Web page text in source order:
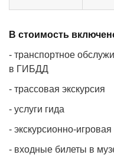
В стоимость
- транспортное
в ГИБДД
- трассовая экскурсия
- услуги гида
- экскурсионно-
- входные билеты в